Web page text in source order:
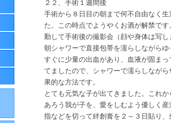
２２、手術１週間後
手術から８日目の朝まで何不自由なく
た。この時点でようやくお酒が解禁で
勤して手術後の撮影会（顔や身体は写し
朝シャワーで直接包帯を濡らしながら
すぐに少量の出血があり、血液が固ま
てましたので、シャワーで濡らしなが
果的な方法です。
とても元気な子が出てきました。これ
あろう我が子を、愛をしむよう優しく産
指などを切って絆創膏を２～３日貼り、